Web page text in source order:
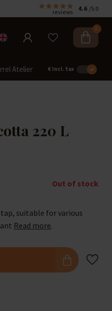
reviews 4.6 /5.0
0
Atelier € Incl. tax
220 L
Out of stock
suitable for various
Read more.